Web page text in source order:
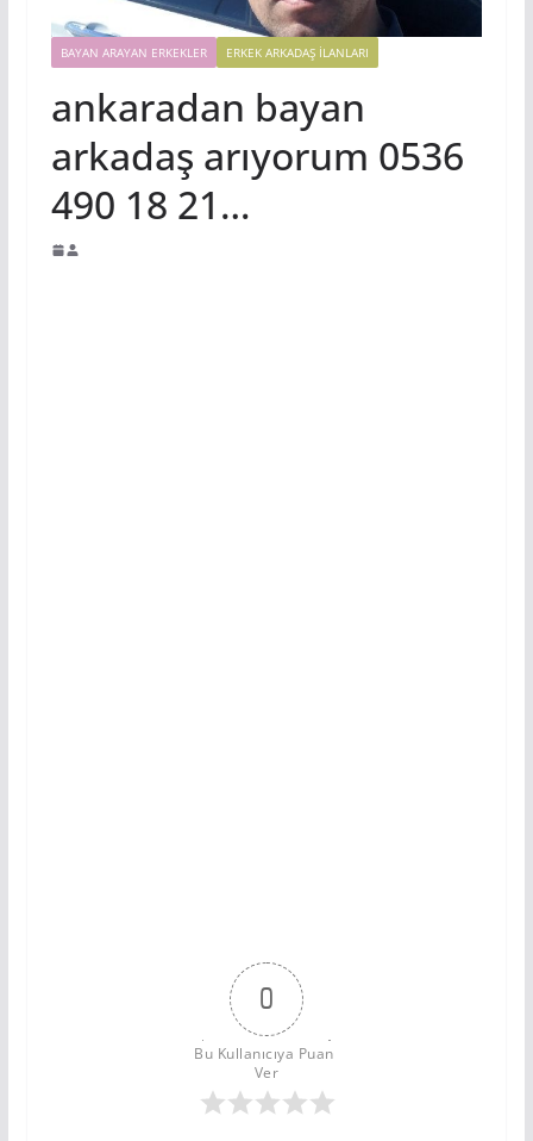
BAYAN ARAYAN ERKEKLER ERKEK ARKADAŞ ILANLARI
ankaradan bayan
arkadaş arıyorum 0536
490 18 21…
0
Bu Kullanıcıya Puan
Ver